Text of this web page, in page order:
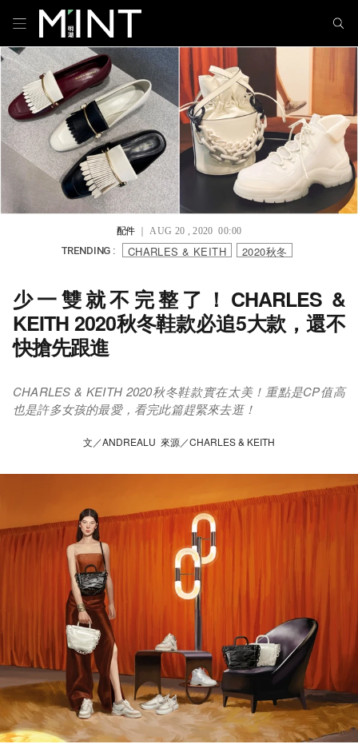
配件｜ AUG 20 , 2020 00:00
TRENDING : CHARLES & KEITH 2020秋冬
少一雙就不完整了！CHARLES &
KEITH 2020秋冬鞋款必追5大款，還不
快搶先跟進
CHARLES & KEITH 2020秋冬鞋款實在太美！重點是CP值高
也是許多女孩的最愛，看完此篇趕緊來去逛！
文／ANDREALU 來源／CHARLES & KEITH